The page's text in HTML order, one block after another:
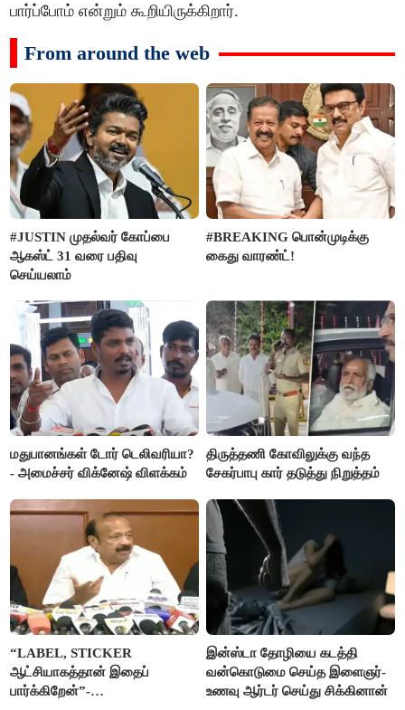
பார்ப்போம் என்றும் கூறியிருக்கிறார்.
From around the web
#JUSTIN முதல்வர் கோப்பை
ஆகஸ்ட் 31 வரை பதிவு
செய்யலாம்
#BREAKING பொன்முடிக்கு
கைது வாரண்ட்!
மதுபானங்கள் டோர் டெலிவரியா?
- அமைச்சர் விக்னேஷ் விளக்கம்
திருத்தணி கோவிலுக்கு வந்த
சேகர்பாபு கார் தடுத்து நிறுத்தம்
“LABEL, STICKER
ஆட்சியாகத்தான் இதைப்
பார்க்கிறேன்”-
இன்ஸ்டா தோழியை கடத்தி
வன்கொடுமை செய்த இளைஞர்-
உணவு ஆர்டர் செய்து சிக்கினான்